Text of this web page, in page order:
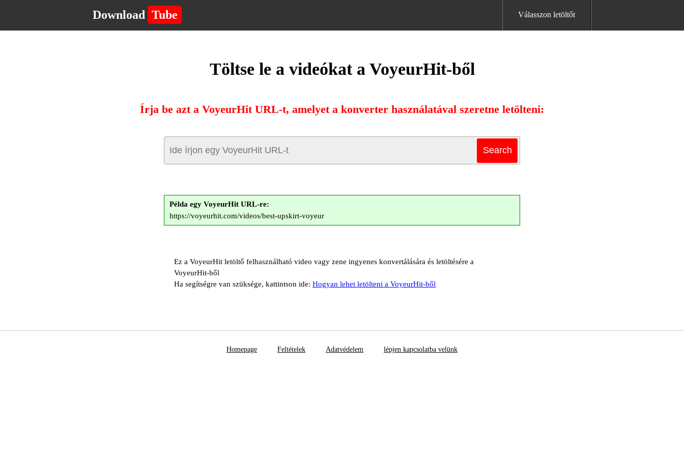
Download Tube Válasszon letöltőt
Töltse le a videókat a VoyeurHit-ből
Írja be azt a VoyeurHit URL-t, amelyet a konverter használatával szeretne letölteni:
Példa egy VoyeurHit URL-re:
https://voyeurhit.com/videos/best-upskirt-voyeur
Ez a VoyeurHit letöltő felhasználható video vagy zene ingyenes konvertálására és letöltésére a
VoyeurHit-ből
Ha segítségre van szüksége, kattintson ide: Hogyan lehet letölteni a VoyeurHit-ből
Homepage Feltételek Adatvédelem lépjen kapcsolatba velünk